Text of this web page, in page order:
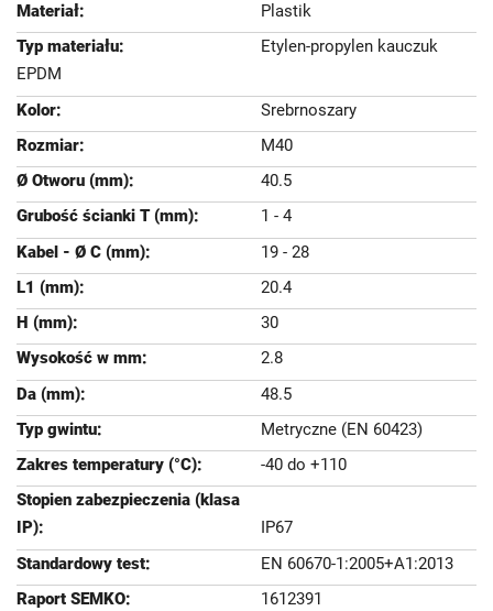
Plastik
Etylen-propylen kauczuk
EPDM
Srebrnoszary
M40
40.5
1 - 4
19 - 28
20.4
30
2.8
48.5
Metryczne (EN 60423)
-40 do +110
IP67
EN 60670-1:2005+A1:2013
1612391